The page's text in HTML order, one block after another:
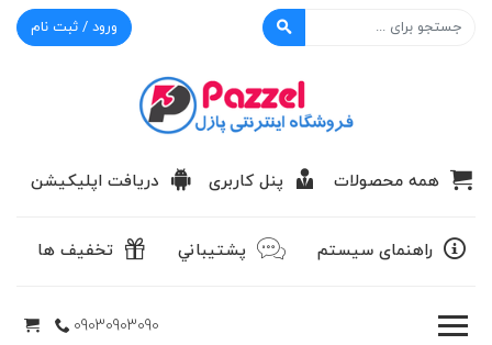
ورود / ثبت نام
همه محصولات پنل کاربری دریافت اپلیکیشن
راهنمای سیستم پشتيباني تخفیف ها
09030903090